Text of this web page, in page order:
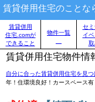
賃貸併用住宅のことな
賃貸併用住宅物件情
自分に合った賃貸併用住宅を見つ
年！住環境良好！カースペース
賃貸併用
住宅.comが
できること
物件一覧
セ
イ